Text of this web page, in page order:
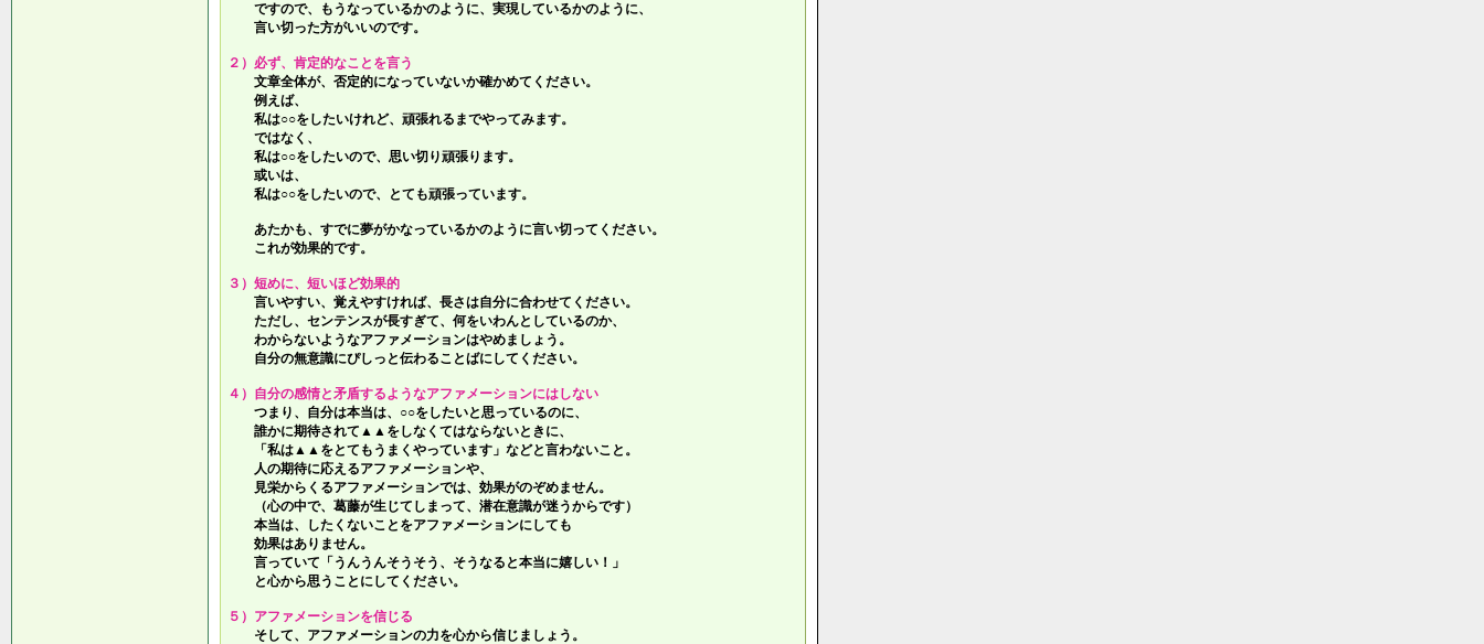
ですので、もうなっているかのように、実現しているかのように、
言い切った方がいいのです。
２）必ず、肯定的なことを言う
文章全体が、否定的になっていないか確かめてください。
例えば、
私は○○をしたいけれど、頑張れるまでやってみます。
ではなく、
私は○○をしたいので、思い切り頑張ります。
或いは、
私は○○をしたいので、とても頑張っています。
あたかも、すでに夢がかなっているかのように言い切ってください。
これが効果的です。
３）短めに、短いほど効果的
言いやすい、覚えやすければ、長さは自分に合わせてください。
ただし、センテンスが長すぎて、何をいわんとしているのか、
わからないようなアファメーションはやめましょう。
自分の無意識にぴしっと伝わることばにしてください。
４）自分の感情と矛盾するようなアファメーションにはしない
つまり、自分は本当は、○○をしたいと思っているのに、
誰かに期待されて▲▲をしなくてはならないときに、
「私は▲▲をとてもうまくやっています」などと言わないこと。
人の期待に応えるアファメーションや、
見栄からくるアファメーションでは、効果がのぞめません。
（心の中で、葛藤が生じてしまって、潜在意識が迷うからです）
本当は、したくないことをアファメーションにしても
効果はありません。
言っていて 「うんうんそうそう、そうなると本当に嬉しい！」
と心から思うことにしてください。
５）アファメーションを信じる
そして、アファメーションの力を心から信じましょう。